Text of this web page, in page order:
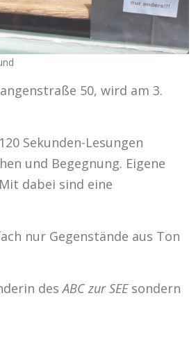
50, wird am 3.
Sekunden-Lesungen
und Begegnung. Eigene
dabei sind eine
nur Gegenstände aus Ton
desABC zur SEEsondern